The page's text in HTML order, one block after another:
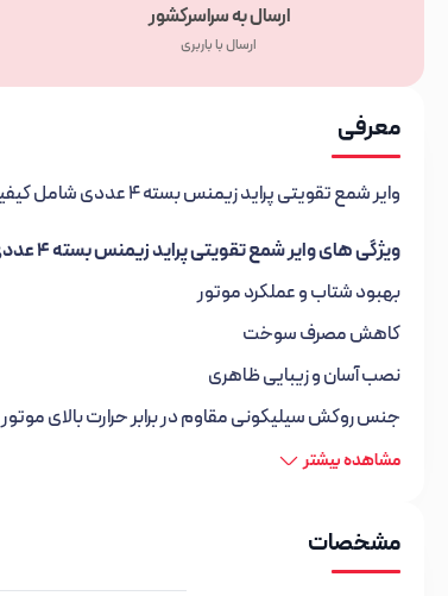
ارسال به سراسرکشور
ارسال با باربری
معرفی
وایر شمع تقویتی پراید زیمنس بسته 4 عددی شامل کیفیت ساخت بالا، استفاده از مواد سیلیکونی و برنجی در سر سیم‌ها و کاهش نویز موتور است.
ویژگی های وایر شمع تقویتی پراید زیمنس بسته 4 عددی
بهبود شتاب و عملکرد موتور
کاهش مصرف سوخت
نصب آسان و زیبایی ظاهری
جنس روکش سیلیکونی مقاوم در برابر حرارت بالای موتور
مشاهده بیشتر
مشخصات